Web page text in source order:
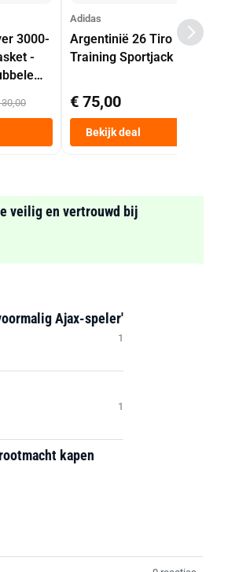
3000-
-
Adidas
Argentinië 26 Tiro
Training Sportjack
€ 75,00
Bekijk deal
veilig en vertrouwd bij
Ajax-speler'
1
1
kapen